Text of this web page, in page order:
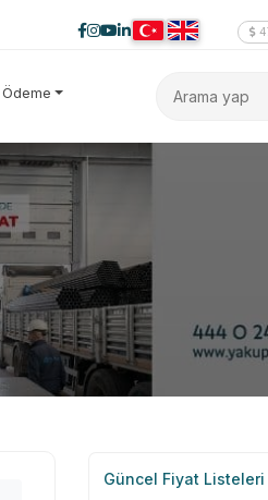
Güncel Fiyat Listeleri